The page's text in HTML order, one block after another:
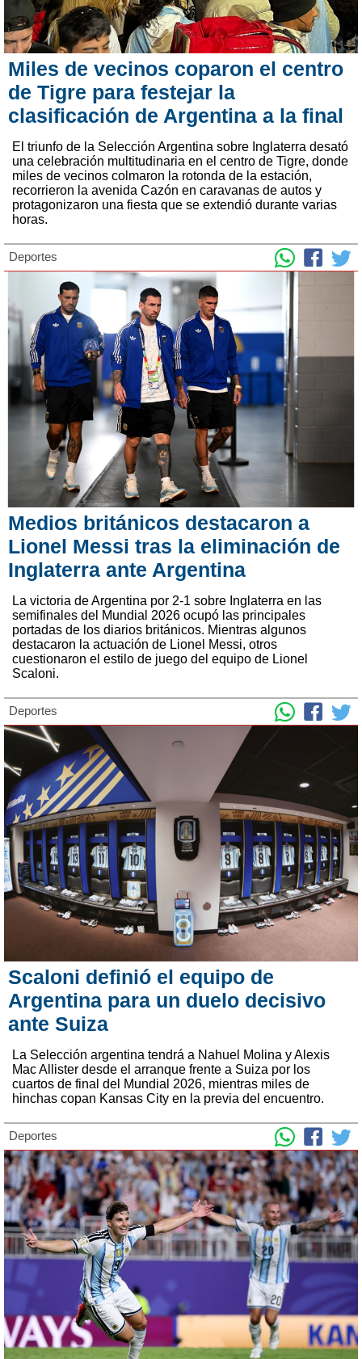
Miles de vecinos coparon el centro
de Tigre para festejar la
clasificación de Argentina a la final
El triunfo de la Selección Argentina sobre Inglaterra desató
una celebración multitudinaria en el centro de Tigre, donde
miles de vecinos colmaron la rotonda de la estación,
recorrieron la avenida Cazón en caravanas de autos y
protagonizaron una fiesta que se extendió durante varias
horas.
Deportes
Medios británicos destacaron a
Lionel Messi tras la eliminación de
Inglaterra ante Argentina
La victoria de Argentina por 2-1 sobre Inglaterra en las
semifinales del Mundial 2026 ocupó las principales
portadas de los diarios británicos. Mientras algunos
destacaron la actuación de Lionel Messi, otros
cuestionaron el estilo de juego del equipo de Lionel
Scaloni.
Deportes
Scaloni definió el equipo de
Argentina para un duelo decisivo
ante Suiza
La Selección argentina tendrá a Nahuel Molina y Alexis
Mac Allister desde el arranque frente a Suiza por los
cuartos de final del Mundial 2026, mientras miles de
hinchas copan Kansas City en la previa del encuentro.
Deportes